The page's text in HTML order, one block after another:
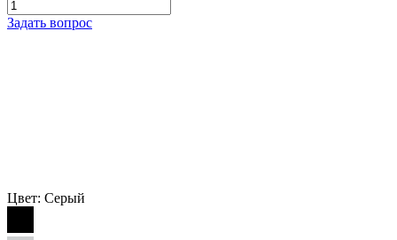
Задать вопрос
Цвет: Серый